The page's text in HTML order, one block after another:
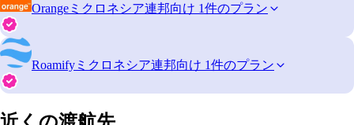
Orange ミクロネシア連邦向け 1件のプラン
Roamify ミクロネシア連邦向け 1件のプラン